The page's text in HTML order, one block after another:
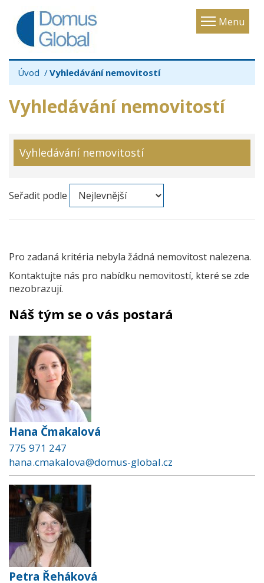
Menu
Toggle
Úvod Vyhledávání nemovitostí
Vyhledávání nemovitostí
Vyhledávání nemovitostí
Seřadit podle
Pro zadaná kritéria nebyla žádná nemovitost nalezena.
Kontaktujte nás pro nabídku nemovitostí, které se zde
nezobrazují.
Náš tým se o vás postará
Hana Čmakalová
775 971 247
hana.cmakalova@domus-global.cz
Petra Řeháková